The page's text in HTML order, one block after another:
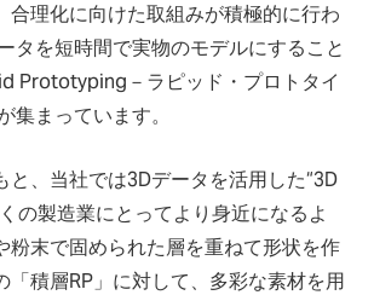
合理化に向けた取組みが積極的に行わ
タを短時間で実物のモデルにすること
Prototyping－ラピッド・プロトタイ
集まっています。
と、当社では3Dデータを活用した“3D
の製造業にとってより身近になるよ
粉末で固められた層を重ねて形状を作
「積層RP」に対して、多彩な素材を用